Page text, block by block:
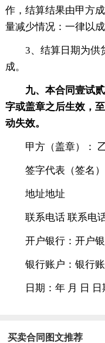
作，结算结果由甲方
量减少情况：一律以
3、结算日期为供
成。
九、本合同壹试
字或盖章之后生效，
动失效。
甲方（盖章）：
签字代表（签名
地址地址
联系电话 联系电
开户银行：开户银
银行账户：银行账
日期：年 月 日 日
买卖合同图文推荐